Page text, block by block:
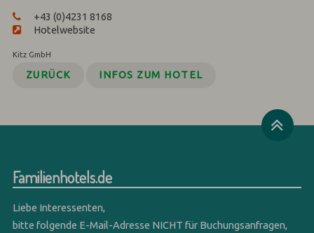
+43 (0)4231 8168
Hotelwebsite
Kitz GmbH
ZURÜCK INFOS ZUM HOTEL
Familienhotels.de
Liebe Interessenten,
bitte folgende E-Mail-Adresse NICHT für Buchungsanfragen,